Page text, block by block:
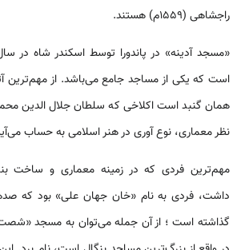
راجشاهی (1559م) هستند.
است که یکی از مساجد جامع می‌باشد. از مهم‌ترین
همان گنبد است اکلاخی که سلطان جلال الدین
نظر معماری، نوع آوری در هنر اسلامی‌ به حساب
مهم‌ترین فردی که در زمینه معماری و ساخت
داشت، فردی به نام «خان جهان علی» بود که